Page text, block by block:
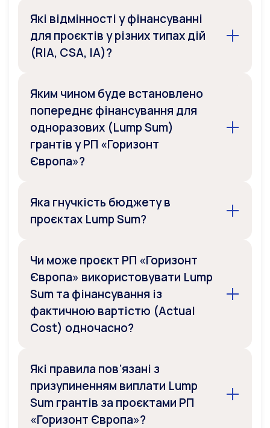
Які відмінності у фінансуванні
для проєктів у різних типах дій
(RIA, CSA, ІА)?
Яким чином буде встановлено
попереднє фінансування для
одноразових (Lump Sum)
грантів у РП «Горизонт
Європа»?
Яка гнучкість бюджету в
проєктах Lump Sum?
Чи може проєкт РП «Горизонт
Європа» використовувати Lump
Sum та фінансування із
фактичною вартістю (Actual
Cost) одночасно?
Які правила пов’язані з
призупиненням виплати Lump
Sum грантів за проєктами РП
«Горизонт Європа»?